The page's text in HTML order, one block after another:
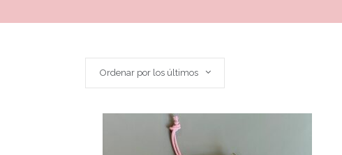
Ordenar por los últimos